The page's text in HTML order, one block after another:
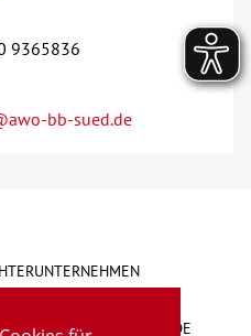
9365836
bb-sued.de
VORSCHLAG/BESCHWERDE